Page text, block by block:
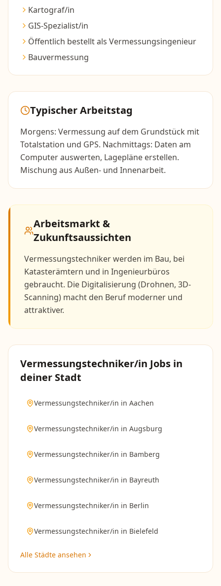
Kartograf/in
GIS-Spezialist/in
Öffentlich bestellt als Vermessungsingenieur
Bauvermessung
Typischer Arbeitstag
Morgens: Vermessung auf dem Grundstück mit
Totalstation und GPS. Nachmittags: Daten am
Computer auswerten, Lagepläne erstellen.
Mischung aus Außen- und Innenarbeit.
Arbeitsmarkt &
Zukunftsaussichten
Vermessungstechniker werden im Bau, bei
Katasterämtern und in Ingenieurbüros
gebraucht. Die Digitalisierung (Drohnen, 3D-
Scanning) macht den Beruf moderner und
attraktiver.
Vermessungstechniker/in Jobs in
deiner Stadt
Vermessungstechniker/in in Aachen
Vermessungstechniker/in in Augsburg
Vermessungstechniker/in in Bamberg
Vermessungstechniker/in in Bayreuth
Vermessungstechniker/in in Berlin
Vermessungstechniker/in in Bielefeld
Alle Städte ansehen